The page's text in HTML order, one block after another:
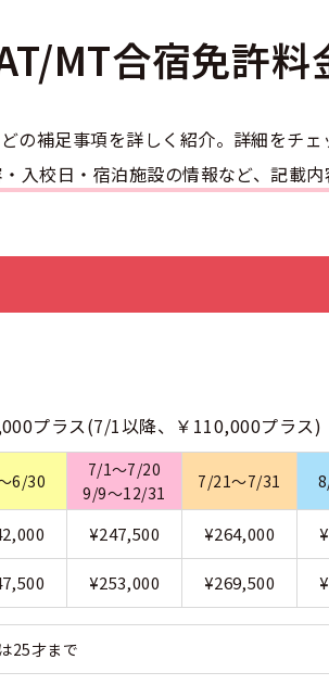
から探す
習所
度
ごし方
スケジュール
持ち物
質問
免許Q＆A
よる再取得
許は大丈夫？
宿免許の条件
験場(免許センター)
づく表示
0120-49-
MT合宿免許料
の補足事項を詳しく紹介。詳細をチェ
・入校日・宿泊施設の情報など、記載
プラス(7/1以降、￥110,000プラ
6/30
7/1～7/20
9/9～12/31
7/21～7/31
¥247,500 ¥264,000
¥253,000 ¥269,500
25才まで